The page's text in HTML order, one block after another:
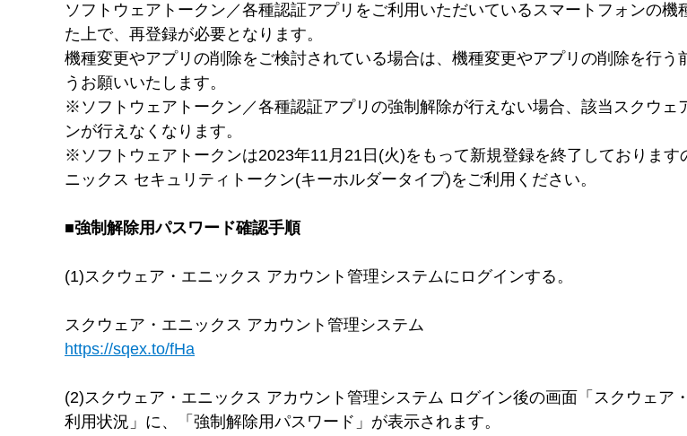
ソフトウェアトークン／各種認証アプリをご利用いただいているスマートフォンの
た上で、再登録が必要となります。
機種変更やアプリの削除をご検討されている場合は、機種変更やアプリの削除を行
うお願いいたします。
※ソフトウェアトークン／各種認証アプリの強制解除が行えない場合、該当スクウ
ンが行えなくなります。
※ソフトウェアトークンは2023年11月21日(火)をもって新規登録を終了しておりま
ニックス セキュリティトークン(キーホルダータイプ)をご利用ください。
■強制解除用パスワード確認手順
(1)スクウェア・エニックス アカウント管理システムにログインする。
スクウェア・エニックス アカウント管理システム
https://sqex.to/fHa
(2)スクウェア・エニックス アカウント管理システム ログイン後の画面「スクウェ
利用状況」に、「強制解除用パスワード」が表示されます。